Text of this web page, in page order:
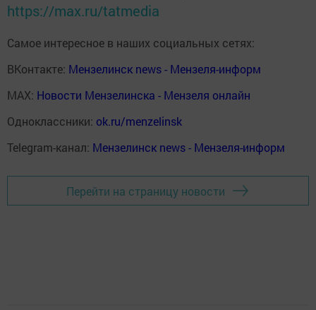
https://max.ru/tatmedia
Самое интересное в наших социальных сетях:
ВКонтакте: Мензелинск news - Мензеля-информ
MAX: Новости Мензелинска - Мензеля онлайн
Одноклассники: ok.ru/menzelinsk
Telegram-канал: Мензелинск news - Мензеля-информ
Перейти на страницу новости